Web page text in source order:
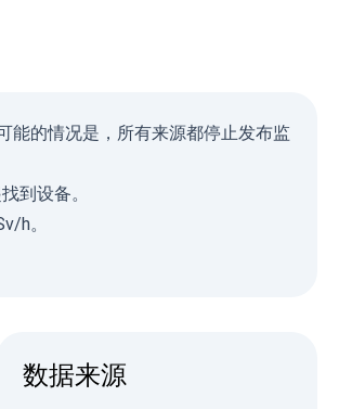
能的情况是，所有来源都停止发布监
到设备。
h。
数据来源